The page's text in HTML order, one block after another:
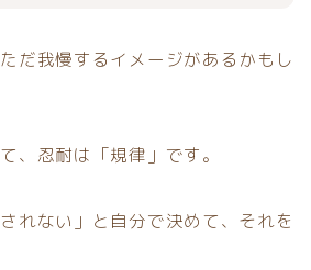
だ我慢するイメージがあるかもし
、忍耐は「規律」です。
れない」と自分で決めて、それを